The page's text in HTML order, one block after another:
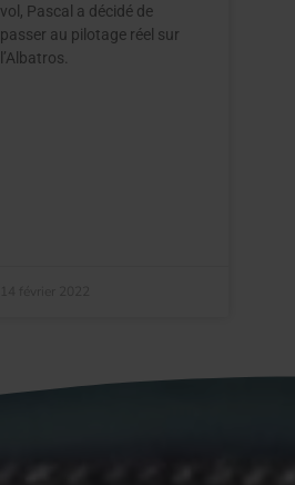
vol, Pascal a décidé de
passer au pilotage réel sur
l’Albatros.